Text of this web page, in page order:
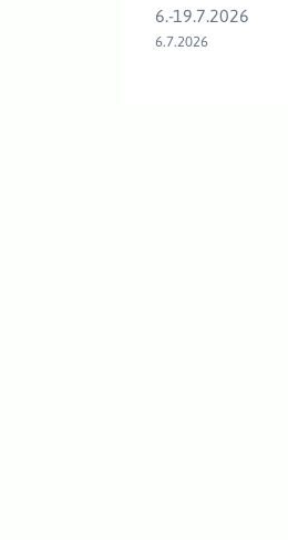
6.-19.7.2026
6.7.2026